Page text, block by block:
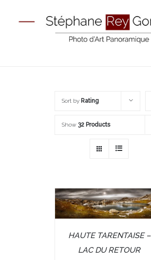
Sort by Rating
Show 32 Products
SELECT OPTIONS /
HAUTE TARENTAISE –
LAC DU RETOUR